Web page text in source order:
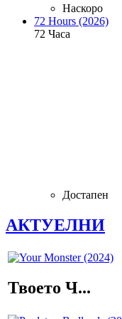
Наскоро
72 Hours (2026)
72 Часа
Достапен
АКТУЕЛНИ
Твоето Ч...